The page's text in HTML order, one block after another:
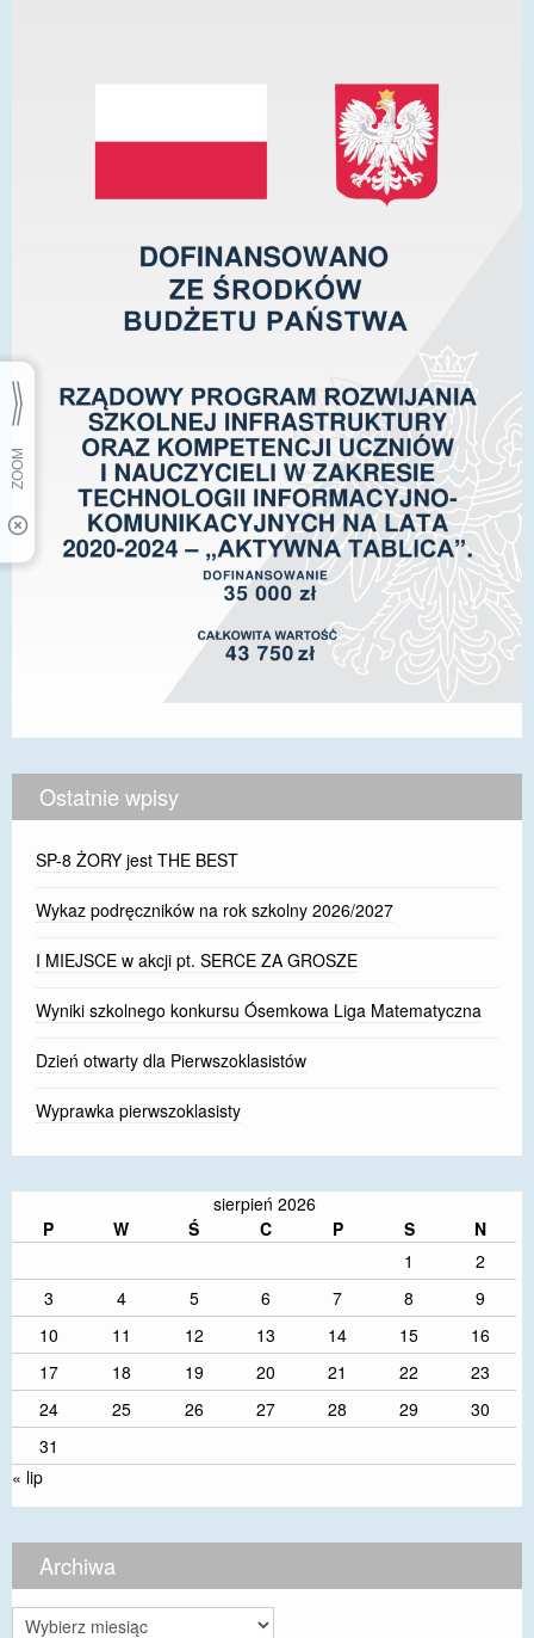
Ostatnie wpisy
SP-8 ŻORY jest THE BEST
Wykaz podręczników na rok szkolny 2026/2027
I MIEJSCE w akcji pt. SERCE ZA GROSZE
Wyniki szkolnego konkursu Ósemkowa Liga Matematyczna
Dzień otwarty dla Pierwszoklasistów
Wyprawka pierwszoklasisty
sierpień 2026
P
W Ś C P S
N
1
2
3
4 5 6 7 8
9
10
11 12 13 14 15
16
17
18 19 20 21 22
23
24
25 26 27 28 29
30
31
« lip
Archiwa
Archiwa